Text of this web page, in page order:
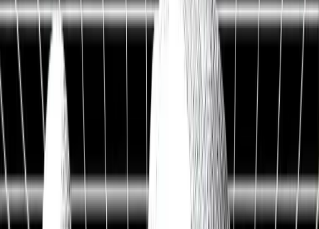
Live Workshop
TERMINAL + APIKostenlos
Sieh, was andere nicht sehen